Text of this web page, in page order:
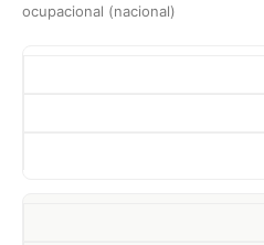
ocupacional (nacional)